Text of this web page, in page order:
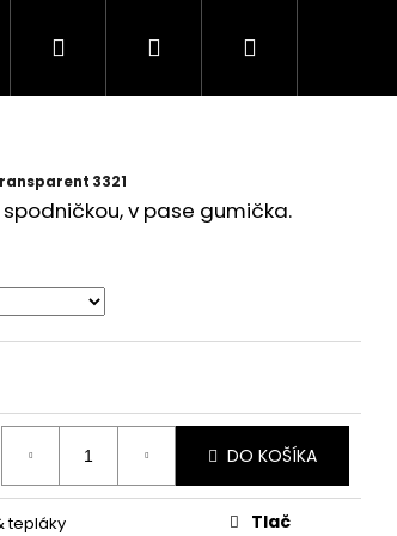
Hľadať PrihlásenieNákupný
3321
v pase gumička.
DO KOŠÍKA
tepláky
Tlač